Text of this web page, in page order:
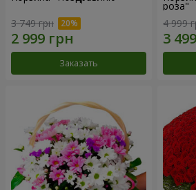
3 749 грн
Заказать
роза"
4 999